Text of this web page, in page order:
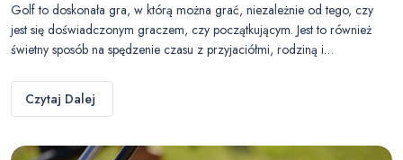
Golf to doskonała gra, w którą można grać, niezależnie od tego, czy
jest się doświadczonym graczem, czy początkującym. Jest to również
świetny sposób na spędzenie czasu z przyjaciółmi, rodziną i…
Czytaj Dalej